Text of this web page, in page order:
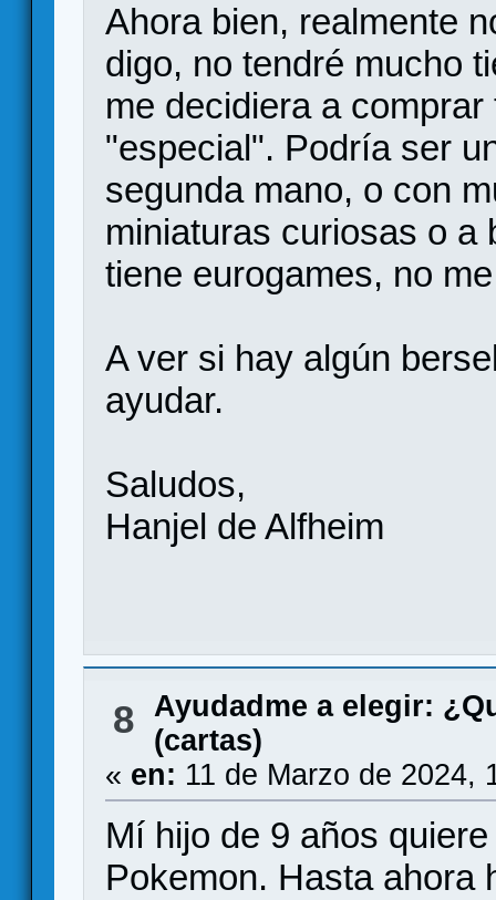
Ahora bien, realmente
digo, no tendré mucho
me decidiera a
"especial". Podría ser
segunda mano, o con
miniaturas curiosas o a
tiene eurogames, no
A ver si hay algún
ayudar.
Saludos,
Hanjel de Alfheim
8 Ayudadme a elegir:
(cartas)
« en: 11 de Marzo de 2024,
Mí hijo de 9 años
Pokemon. Hasta ahora